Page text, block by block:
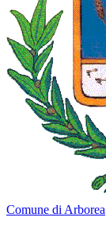
Comune di Arborea